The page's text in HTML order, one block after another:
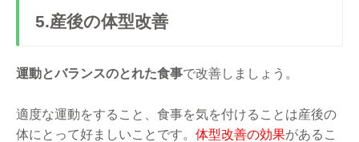
5.産後の体型改善
運動とバランスのとれた食事で改善しましょう。
適度な運動をすること、食事を気を付けることは産後の
体にとって好ましいことです。 体型改善の効果があるこ